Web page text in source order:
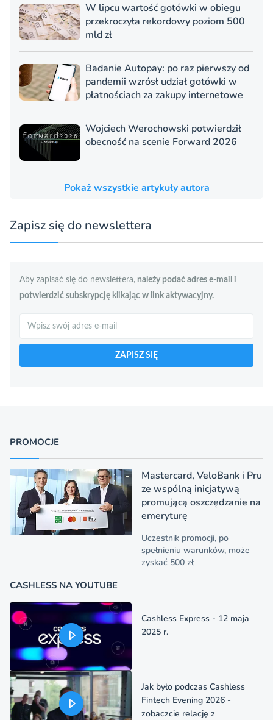
W lipcu wartość gotówki w obiegu
przekroczyła rekordowy poziom 500
mld zł
Badanie Autopay: po raz pierwszy od
pandemii wzrósł udział gotówki w
płatnościach za zakupy internetowe
Wojciech Werochowski potwierdził
obecność na scenie Forward 2026
Pokaż wszystkie artykuły autora
Zapisz się do newslettera
Aby zapisać się do newslettera, należy podać adres e-mail i
potwierdzić subskrypcję klikając w link aktywacyjny.
ZAPISZ SIĘ
PROMOCJE
Mastercard, VeloBank i Pru
ze wspólną inicjatywą
promującą oszczędzanie na
emeryturę
Uczestnik promocji, po
spełnieniu warunków, może
zyskać 500 zł
CASHLESS NA YOUTUBE
Cashless Express - 12 maja
2025 r.
Jak było podczas Cashless
Fintech Evening 2026 -
zobaczcie relację z